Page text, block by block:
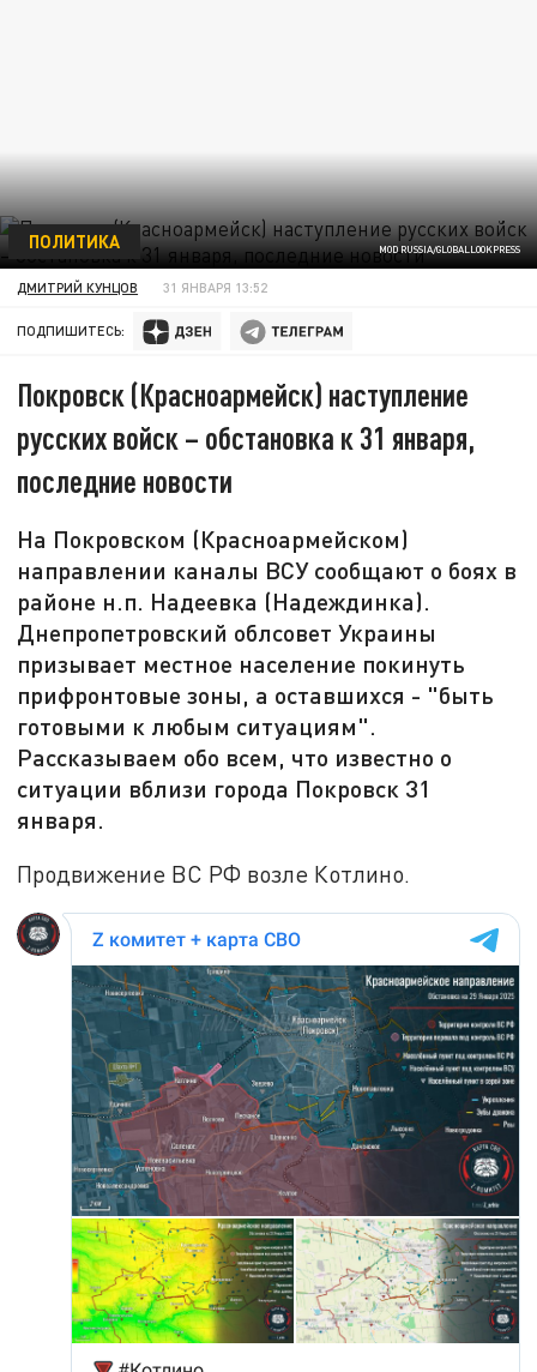
MOD RUSSIA/GLOBALLOOKPRESS
ПОЛИТИКА
ДМИТРИЙ КУНЦОВ 31 ЯНВАРЯ 13:52
ПОДПИШИТЕСЬ:
Покровск (Красноармейск) наступление
русских войск – обстановка к 31 января,
последние новости
На Покровском (Красноармейском)
направлении каналы ВСУ сообщают о боях в
районе н.п. Надеевка (Надеждинка).
Днепропетровский облсовет Украины
призывает местное население покинуть
прифронтовые зоны, а оставшихся - "быть
готовыми к любым ситуациям".
Рассказываем обо всем, что известно о
ситуации вблизи города Покровск 31
января.
Продвижение ВС РФ возле Котлино.